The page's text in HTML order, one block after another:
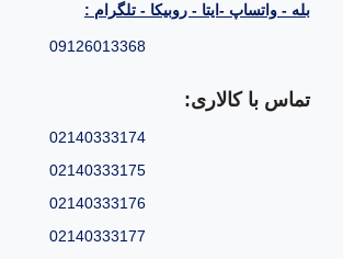
بله - واتساپ -ایتا - روبیکا - تلگرام :
09126013368
تماس با کالاری:
02140333174
02140333175
02140333176
02140333177